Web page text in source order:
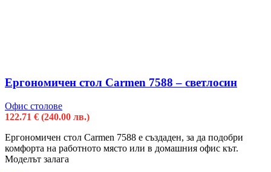
Ергономичен стол Carmen 7588 – светлосин
Офис столове
122.71 € (240.00 лв.)
Ергономичен стол Carmen 7588 е създаден, за да подобри
комфорта на работното място или в домашния офис кът.
Моделът залага